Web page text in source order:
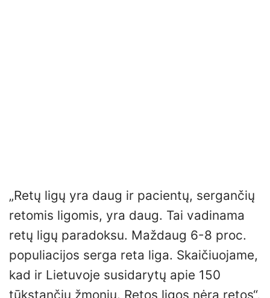
„Retų ligų yra daug ir pacientų, sergančių
retomis ligomis, yra daug. Tai vadinama
retų ligų paradoksu. Maždaug 6-8 proc.
populiacijos serga reta liga. Skaičiuojame,
kad ir Lietuvoje susidarytų apie 150
tūkstančių žmonių. Retos ligos nėra retos“,